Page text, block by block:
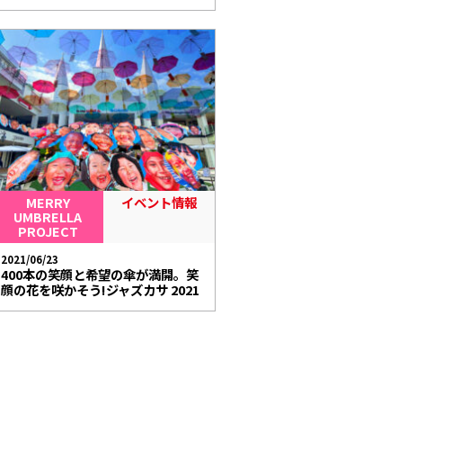
MERRY
UMBRELLA
PROJECT
イベント情報
2021/06/23
400本の笑顔と希望の傘が満開。笑
顔の花を咲かそう!ジャズカサ 2021